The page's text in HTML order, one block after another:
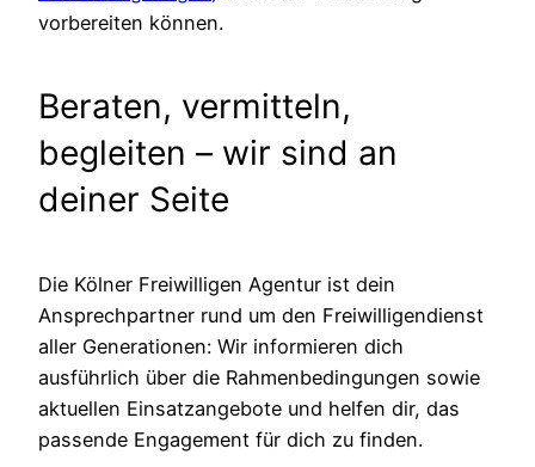
vorbereiten können.
Beraten, vermitteln,
begleiten – wir sind an
deiner Seite
Die Kölner Freiwilligen Agentur ist dein
Ansprechpartner rund um den Freiwilligendienst
aller Generationen: Wir informieren dich
ausführlich über die Rahmenbedingungen sowie
aktuellen Einsatzangebote und helfen dir, das
passende Engagement für dich zu finden.